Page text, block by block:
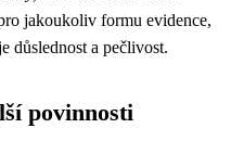
jakoukoliv formu evidence,
důslednost a pečlivost.
povinnosti